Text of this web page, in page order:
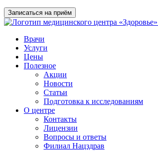
Записаться на приём
Врачи
Услуги
Цены
Полезное
Акции
Новости
Статьи
Подготовка к исследованиям
О центре
Контакты
Лицензии
Вопросы и ответы
Филиал Нацздрав